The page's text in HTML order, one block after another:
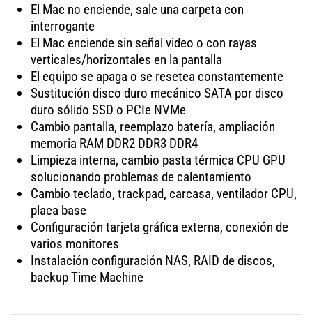
El Mac no enciende, sale una carpeta con
interrogante
El Mac enciende sin señal video o con rayas
verticales/horizontales en la pantalla
El equipo se apaga o se resetea constantemente
Sustitución disco duro mecánico SATA por disco
duro sólido SSD o PCIe NVMe
Cambio pantalla, reemplazo batería, ampliación
memoria RAM DDR2 DDR3 DDR4
Limpieza interna, cambio pasta térmica CPU GPU
solucionando problemas de calentamiento
Cambio teclado, trackpad, carcasa, ventilador CPU,
placa base
Configuración tarjeta gráfica externa, conexión de
varios monitores
Instalación configuración NAS, RAID de discos,
backup Time Machine